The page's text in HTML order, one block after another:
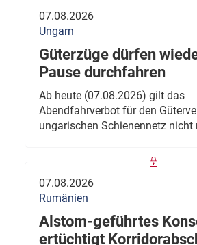
07.08.2026
Ungarn
Güterzüge dürfen
Pause durchfahren
Ab heute (07.08.2026) gilt das
Abendfahrverbot für den
ungarischen Schienennetz nicht
07.08.2026
Rumänien
Alstom-geführtes
ertüchtigt